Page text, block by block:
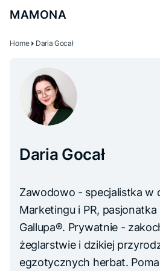
MAMONA
Home Daria Gocał
Daria Gocał
Zawodowo - specjalistka w
Marketingu i PR,
Gallupa®. Prywatnie -
żeglarstwie i dzikiej
egzotycznych herbat.